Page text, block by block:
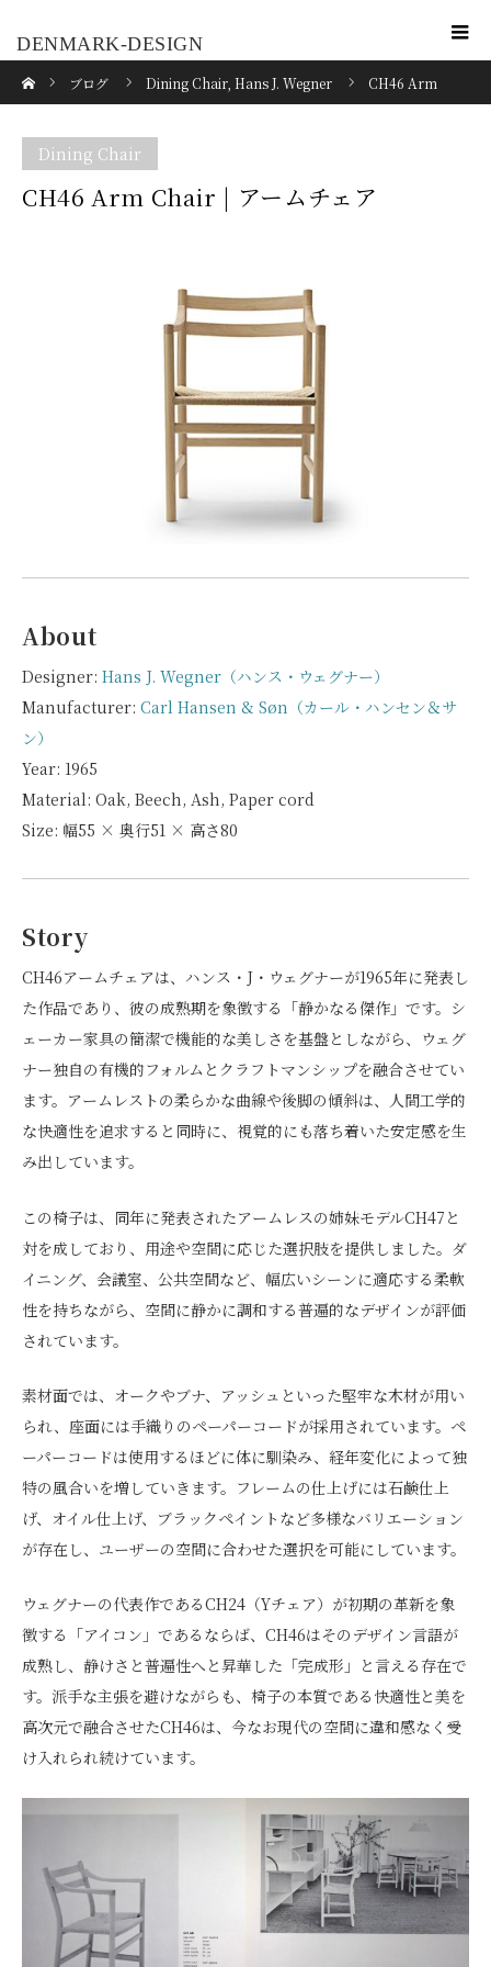
DENMARK-DESIGN
ブログ Dining Chair, Hans J. Wegner CH46 Arm
Dining Chair
CH46 Arm Chair | アームチェア
About
Designer: Hans J. Wegner（ハンス・ウェグナー）
Manufacturer: Carl Hansen & Søn（カール・ハンセン＆サ
ン）
Year: 1965
Material: Oak, Beech, Ash, Paper cord
Size: 幅55 × 奥行51 × 高さ80
Story
CH46アームチェアは、ハンス・J・ウェグナーが1965年に発表し
た作品であり、彼の成熟期を象徴する「静かなる傑作」です。シ
ェーカー家具の簡潔で機能的な美しさを基盤としながら、ウェグ
ナー独自の有機的フォルムとクラフトマンシップを融合させてい
ます。アームレストの柔らかな曲線や後脚の傾斜は、人間工学的
な快適性を追求すると同時に、視覚的にも落ち着いた安定感を生
み出しています。
この椅子は、同年に発表されたアームレスの姉妹モデルCH47と
対を成しており、用途や空間に応じた選択肢を提供しました。ダ
イニング、会議室、公共空間など、幅広いシーンに適応する柔軟
性を持ちながら、空間に静かに調和する普遍的なデザインが評価
されています。
素材面では、オークやブナ、アッシュといった堅牢な木材が用い
られ、座面には手織りのペーパーコードが採用されています。ペ
ーパーコードは使用するほどに体に馴染み、経年変化によって独
特の風合いを増していきます。フレームの仕上げには石鹸仕上
げ、オイル仕上げ、ブラックペイントなど多様なバリエーション
が存在し、ユーザーの空間に合わせた選択を可能にしています。
ウェグナーの代表作であるCH24（Yチェア）が初期の革新を象
徴する「アイコン」であるならば、CH46はそのデザイン言語が
成熟し、静けさと普遍性へと昇華した「完成形」と言える存在で
す。派手な主張を避けながらも、椅子の本質である快適性と美を
高次元で融合させたCH46は、今なお現代の空間に違和感なく受
け入れられ続けています。